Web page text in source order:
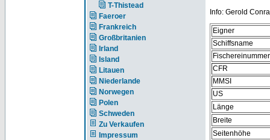
T-Thistead
Faeroer
Frankreich
Großbritanien
Irland
Island
Litauen
Niederlande
Norwegen
Polen
Schweden
Zu Verkaufen
Impressum
Info: Gerold
Eigner
Schiffsname
Fischereinummer
CFR
MMSI
US
Länge
Breite
Seitenhöhe